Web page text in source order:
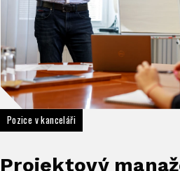
Pozice v kanceláři
Projektový